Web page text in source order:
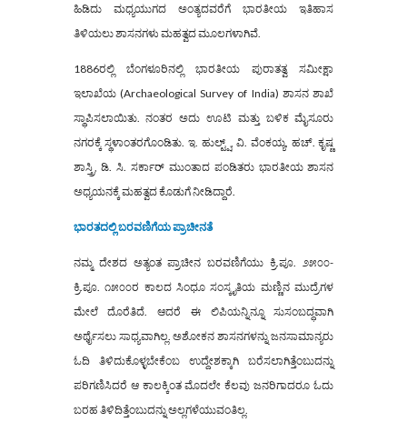
ಹಿಡಿದು ಮಧ್ಯಯುಗದ ಅಂತ್ಯದವರೆಗೆ ಭಾರತೀಯ ಇತಿಹಾಸ
ತಿಳಿಯಲು ಶಾಸನಗಳು ಮಹತ್ವದ ಮೂಲಗಳಾಗಿವೆ.
1886ರಲ್ಲಿ ಬೆಂಗಳೂರಿನಲ್ಲಿ ಭಾರತೀಯ ಪುರಾತತ್ವ ಸಮೀಕ್ಷಾ
ಇಲಾಖೆಯ (Archaeological Survey of India) ಶಾಸನ ಶಾಖೆ
ಸ್ಥಾಪಿಸಲಾಯಿತು. ನಂತರ ಅದು ಊಟಿ ಮತ್ತು ಬಳಿಕ ಮೈಸೂರು
ನಗರಕ್ಕೆ ಸ್ಥಳಾಂತರಗೊಂಡಿತು. ಇ. ಹುಲ್ಟ್ಷ್, ವಿ. ವೆಂಕಯ್ಯ, ಹಚ್. ಕೃಷ್ಣ
ಶಾಸ್ತ್ರಿ, ಡಿ. ಸಿ. ಸರ್ಕಾರ್ ಮುಂತಾದ ಪಂಡಿತರು ಭಾರತೀಯ ಶಾಸನ
ಅಧ್ಯಯನಕ್ಕೆ ಮಹತ್ವದ ಕೊಡುಗೆ ನೀಡಿದ್ದಾರೆ.
ಭಾರತದಲ್ಲಿ ಬರವಣಿಗೆಯ ಪ್ರಾಚೀನತೆ
ನಮ್ಮ ದೇಶದ ಅತ್ಯಂತ ಪ್ರಾಚೀನ ಬರವಣಿಗೆಯು ಕ್ರಿ.ಪೂ. ೨೫೦೦-
ಕ್ರಿ.ಪೂ. ೧೫೦೦ರ ಕಾಲದ ಸಿಂಧೂ ಸಂಸ್ಕೃತಿಯ ಮಣ್ಣಿನ ಮುದ್ರೆಗಳ
ಮೇಲೆ ದೊರೆತಿದೆ. ಆದರೆ ಈ ಲಿಪಿಯನ್ನಿನ್ನೂ ಸುಸಂಬದ್ಧವಾಗಿ
ಅರ್ಥೈಸಲು ಸಾಧ್ಯವಾಗಿಲ್ಲ. ಅಶೋಕನ ಶಾಸನಗಳನ್ನು ಜನಸಾಮಾನ್ಯರು
ಓದಿ ತಿಳಿದುಕೊಳ್ಳಬೇಕೆಂಬ ಉದ್ದೇಶಕ್ಕಾಗಿ ಬರೆಸಲಾಗಿತ್ತೆಂಬುದನ್ನು
ಪರಿಗಣಿಸಿದರೆ ಆ ಕಾಲಕ್ಕಿಂತ ಮೊದಲೇ ಕೆಲವು ಜನರಿಗಾದರೂ ಓದು
ಬರಹ ತಿಳಿದಿತ್ತೆಂಬುದನ್ನು ಅಲ್ಲಗಳೆಯುವಂತಿಲ್ಲ.